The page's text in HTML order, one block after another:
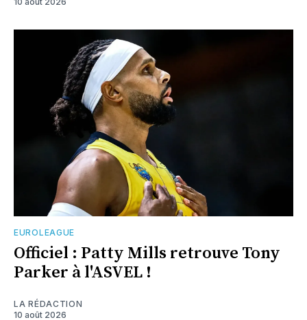
EUROLEAGUE
Officiel : Patty Mills retrouve Tony
Parker à l'ASVEL !
LA RÉDACTION
10 août 2026